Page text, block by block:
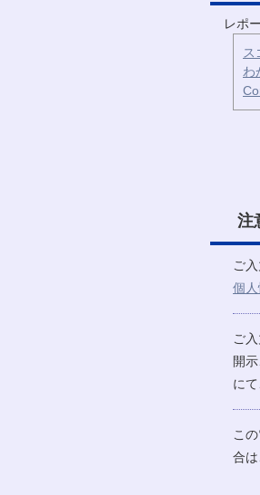
レポ
ス
わ
注
ご
個
ご
開
に
こ
合は